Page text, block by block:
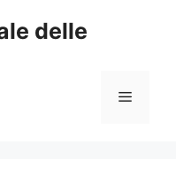
delle
Menu